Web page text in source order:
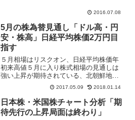
回りが初のマイナスとなり、0.005％とな
ど預かり資産を運用...
2016.07.08
5月の株為替見通し「ドル高・円
安・株高」日経平均株価2万円目
指す
５月相場はリスクオン、日経平均株価年
初来高値５月に入り株式相場の見通しは
強い上昇が期待されている、北朝鮮地政
学的リスクの鎮静化、フランス大統領選
挙は史上最年少で中道系のマクロン大統
領の誕生が２つの地政学的リスクを消化
した。日本株はテクニカル...
2017.05.09 2018.01.14
日本株・米国株チャート分析「期
待先行の上昇局面は終わり」